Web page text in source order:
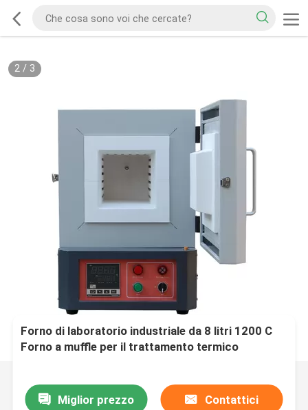
2/ 3
Forno di laboratorio industriale da 8 litri 1200 C
Forno a muffle per il trattamento termico
Miglior prezzo Contattici